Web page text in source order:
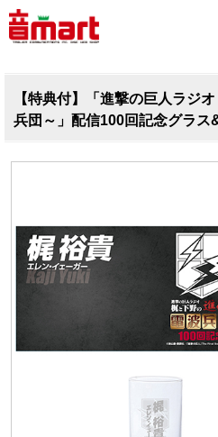
【特典付】「進撃の巨人ラジ
兵団～」配信100回記念グラス